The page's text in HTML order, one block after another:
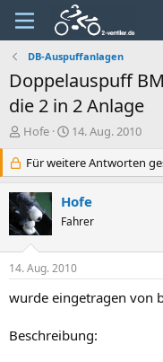
DB-Auspuffanlagen
Doppelauspuff
die 2 in 2 Anlage
E
s
t
e
l
l
e
Hofe
E
s
t
l
l
m
14. Aug. 2010
Für weitere Antworten
Hofe
Fahrer
14. Aug. 2010
wurde eingetragen von
Beschreibung: